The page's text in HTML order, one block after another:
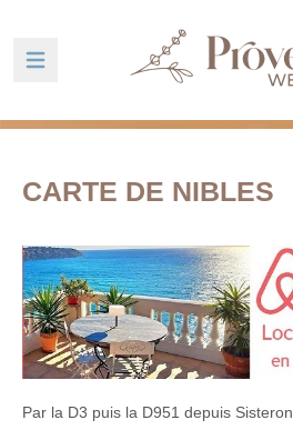
Ouvrir la barre de navigation
CARTE DE NIBLES
Par la D3 puis la D951 depuis Sisteron.